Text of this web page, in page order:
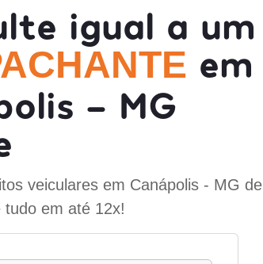
igual a um
em
- MG
veiculares em Canápolis - MG de
tudo em até 12x!